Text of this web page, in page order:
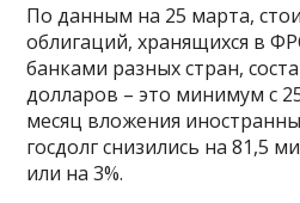
По данным на 25 марта,
облигаций, хранящихся в
банками разных стран,
долларов – это минимум с
месяц вложения
госдолг снизились на 81,5
или на 3%.